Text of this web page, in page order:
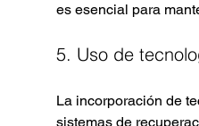
es esencial para
5. Uso de
La incorporación de
sistemas de